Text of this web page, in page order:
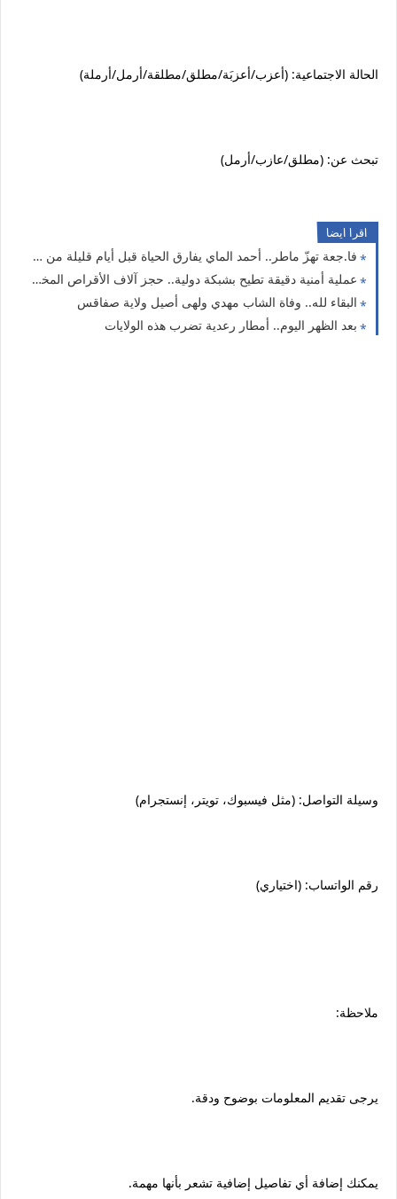
الحالة الاجتماعية: (أعزب/أعزبَة/مطلق/مطلقة/أرمل/أرملة)
تبحث عن: (مطلق/عازب/أرمل)
اقرا ايضا
فا.جعة تهزّ ماطر.. أحمد الماي يفارق الحياة قبل أيام قليلة من موعد عرسه
عملية أمنية دقيقة تطيح بشبكة دولية.. حجز آلاف الأقراص المخد.رة
البقاء لله.. وفاة الشاب مهدي ولهى أصيل ولاية صفاقس
بعد الظهر اليوم.. أمطار رعدية تضرب هذه الولايات
وسيلة التواصل: (مثل فيسبوك، تويتر، إنستجرام)
رقم الواتساب: (اختياري)
ملاحظة:
يرجى تقديم المعلومات بوضوح ودقة.
يمكنك إضافة أي تفاصيل إضافية تشعر بأنها مهمة.